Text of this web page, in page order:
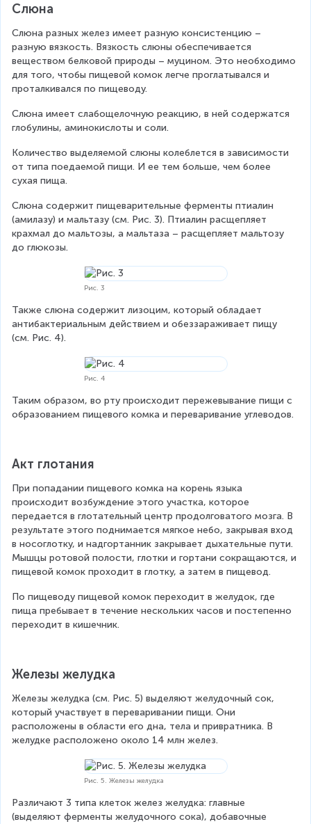
Слюна
Слюна разных желез имеет разную консистенцию –
разную вязкость. Вязкость слюны обеспечивается
веществом белковой природы – муцином. Это необходимо
для того, чтобы пищевой комок легче проглатывался и
проталкивался по пищеводу.
Слюна имеет слабощелочную реакцию, в ней содержатся
глобулины, аминокислоты и соли.
Количество выделяемой слюны колеблется в зависимости
от типа поедаемой пищи. И ее тем больше, чем более
сухая пища.
Слюна содержит пищеварительные ферменты птиалин
(амилазу) и мальтазу (см. Рис. 3). Птиалин расщепляет
крахмал до мальтозы, а мальтаза – расщепляет мальтозу
до глюкозы.
Рис. 3
Также слюна содержит лизоцим, который обладает
антибактериальным действием и обеззараживает пищу
(см. Рис. 4).
Рис. 4
Таким образом, во рту происходит пережевывание пищи с
образованием пищевого комка и переваривание углеводов.
Акт глотания
При попадании пищевого комка на корень языка
происходит возбуждение этого участка, которое
передается в глотательный центр продолговатого мозга. В
результате этого поднимается мягкое небо, закрывая вход
в носоглотку, и надгортанник закрывает дыхательные пути.
Мышцы ротовой полости, глотки и гортани сокращаются, и
пищевой комок проходит в глотку, а затем в пищевод.
По пищеводу пищевой комок переходит в желудок, где
пища пребывает в течение нескольких часов и постепенно
переходит в кишечник.
Железы желудка
Железы желудка (см. Рис. 5) выделяют желудочный сок,
который участвует в переваривании пищи. Они
расположены в области его дна, тела и привратника. В
желудке расположено около 14 млн желез.
Рис. 5. Железы желудка
Различают 3 типа клеток желез желудка: главные
(выделяют ферменты желудочного сока), добавочные